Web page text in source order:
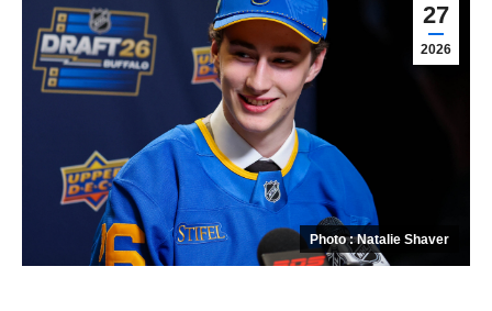
27
2026
Photo : Natalie Shaver